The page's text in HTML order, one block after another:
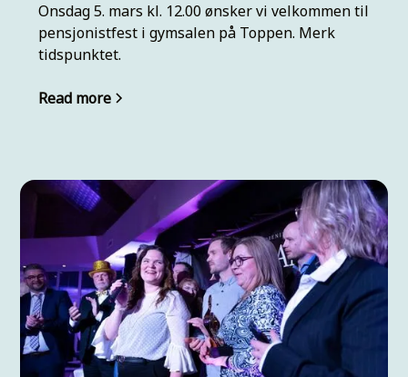
Onsdag 5. mars kl. 12.00 ønsker vi velkommen til
pensjonistfest i gymsalen på Toppen. Merk
tidspunktet.
Read more